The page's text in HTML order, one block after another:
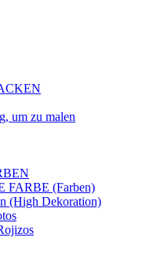
um zu malen
FARBE (Farben)
(High Dekoration)